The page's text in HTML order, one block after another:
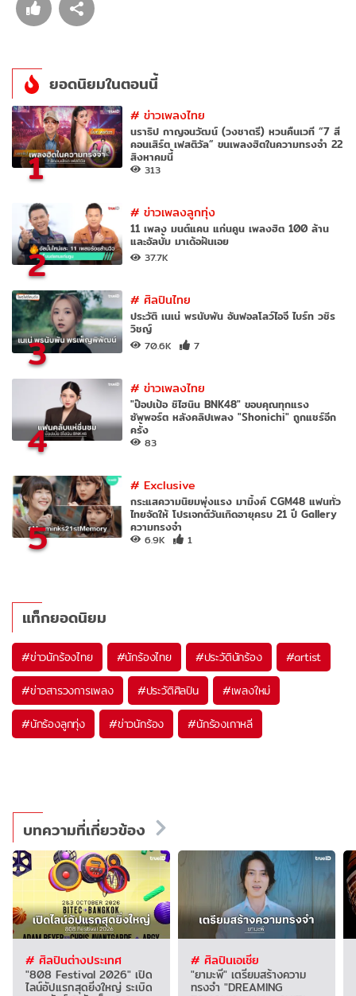
ยอดนิยมในตอนนี้
1
#ข่าวเพลงไทย
นราธิป กาญจนวัฒน์ (วงชาตรี) หวนคืนเวที “7 สี
คอนเสิร์ต เฟสติวัล” ขนเพลงฮิตในความทรงจำ 22
สิงหาคมนี้
313
2
#ข่าวเพลงลูกทุ่ง
11 เพลง มนต์แคน แก่นคูน เพลงฮิต 100 ล้าน
และอัลบั้ม มาเด้อฝันเอย
37.7K
3
#ศิลปินไทย
ประวัติ เนเน่ พรนับพัน อันฟอลโลว์ไอจี ไบร์ท วชิร
วิชญ์
70.6K 7
4
#ข่าวเพลงไทย
"ป๊อปเป้อ ชิไฮนิน BNK48" ขอบคุณทุกแรง
ซัพพอร์ต หลังคลิปเพลง "Shonichi" ถูกแชร์อีก
ครั้ง
83
5
#Exclusive
กระแสความนิยมพุ่งแรง มามิ้งค์ CGM48 แฟนทั่ว
ไทยจัดให้ โปรเจกต์วันเกิดอายุครบ 21 ปี Gallery
ความทรงจำ
6.9K 1
แท็กยอดนิยม
#ข่าวนักร้องไทย #นักร้องไทย #ประวัตินักร้อง #artist
#ข่าวสารวงการเพลง #ประวัติศิลปิน #เพลงใหม่
#นักร้องลูกทุ่ง #ข่าวนักร้อง #นักร้องเกาหลี
บทความที่เกี่ยวข้อง
# ศิลปินต่างประเทศ
"808 Festival 2026" เปิด
ไลน์อัปแรกสุดยิ่งใหญ่ ระเบิด
# ศิลปินเอเชีย
"ยามะพี" เตรียมสร้างความ
ทรงจำ "DREAMING